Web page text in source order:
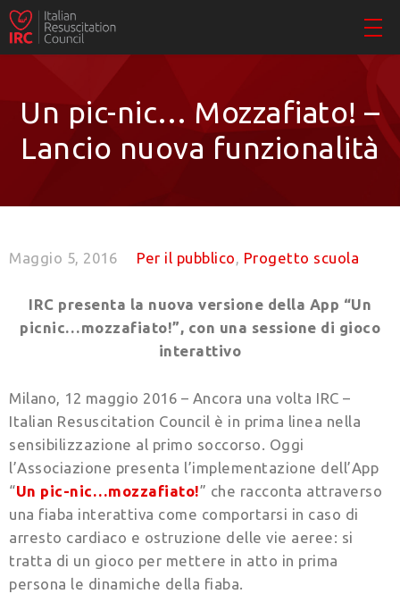
Un pic-nic… Mozzafiato! –
Lancio nuova funzionalità
Maggio 5, 2016 Per il pubblico, Progetto scuola
IRC presenta la nuova versione della App “Un
picnic…mozzafiato!”, con una sessione di gioco
interattivo
Milano, 12 maggio 2016 – Ancora una volta IRC –
Italian Resuscitation Council è in prima linea nella
sensibilizzazione al primo soccorso. Oggi
l’Associazione presenta l’implementazione dell’App
“Un pic-nic…mozzafiato!” che racconta attraverso
una fiaba interattiva come comportarsi in caso di
arresto cardiaco e ostruzione delle vie aeree: si
tratta di un gioco per mettere in atto in prima
persona le dinamiche della fiaba.